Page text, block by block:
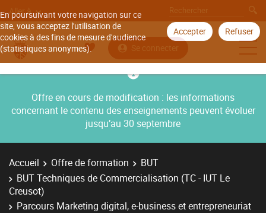
En poursuivant votre navigation sur ce
site, vous acceptez l'utilisation de
cookies à des fins de mesure d'audience
(statistiques anonymes).
Accepter Refuser
Aller à
Se connecter
Offre en cours de modification : les informations
concernant le contenu des enseignements peuvent évoluer
jusqu’au 30 septembre
Accueil Offre de formation
BUT
BUT Techniques de Commercialisation (TC - IUT Le
Creusot)
Parcours Marketing digital, e-business et entrepreneuriat